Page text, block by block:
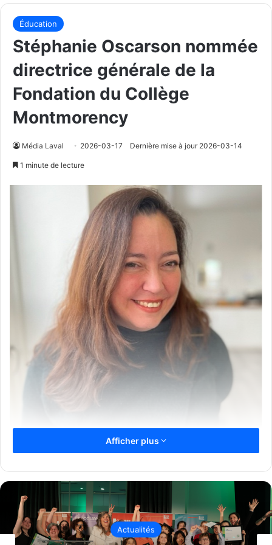
Éducation
Stéphanie Oscarson nommée
directrice générale de la
Fondation du Collège
Montmorency
Média Laval 2026-03-17 Dernière mise à jour 2026-03-14
1 minute de lecture
Stéphanie Oscarson nouvelle directrice générale de la
Source Fondation du Collège Montmorency
La Fondation du Collège Montmorency a annoncé la
nomination de Stéphanie Oscarson à titre de directrice
générale. Elle est entrée en fonction le 9 mars 2026.
Afficher plus
Actualités